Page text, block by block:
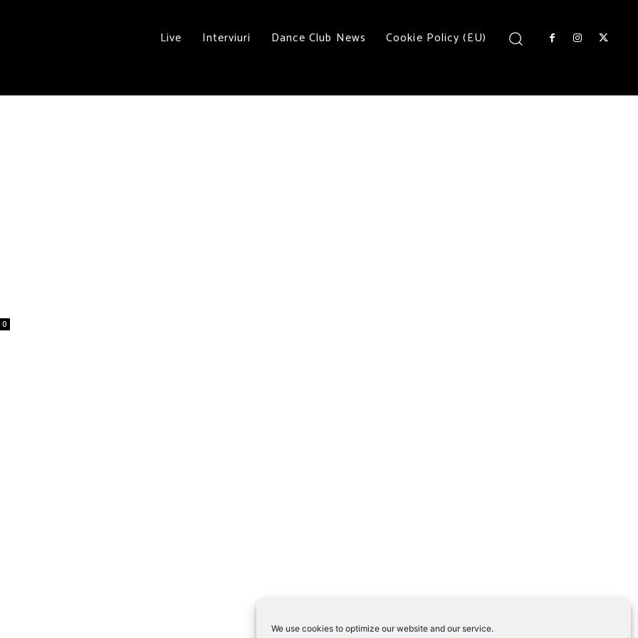
We use cookies to optimize our website and our service.
Live Interviuri Dance Club News Cookie Policy (EU)
0